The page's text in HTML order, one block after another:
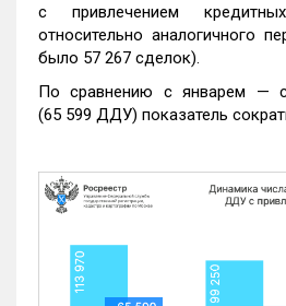
с привлечением
относительно аналогичного
было 57 267 сделок).
По сравнению с январем —
(65 599 ДДУ) показатель